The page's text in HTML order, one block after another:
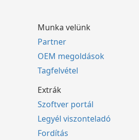
Munka velünk
Partner
OEM megoldások
Tagfelvétel
Extrák
Szoftver portál
Legyél viszonteladó
Fordítás